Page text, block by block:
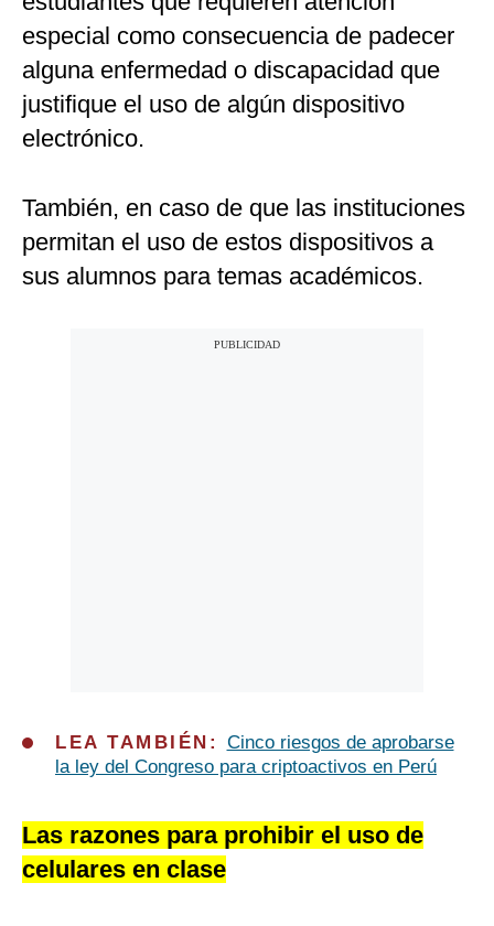
especial como consecuencia de padecer
alguna enfermedad o discapacidad que
justifique el uso de algún dispositivo
electrónico.
También, en caso de que las instituciones
permitan el uso de estos dispositivos a
sus alumnos para temas académicos.
LEA TAMBIÉN: Cinco riesgos de aprobarse
la ley del Congreso para criptoactivos en Perú
Las razones para prohibir el uso de
celulares en clase